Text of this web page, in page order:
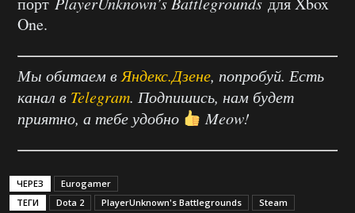
One.
Мы обитаем в Яндекс.Дзене, попробуй. Есть
канал в Telegram. Подпишись, нам будет
приятно, а тебе удобно
Meow!
ЧЕРЕЗ
Eurogamer
ТЕГИ
Dota 2 PlayerUnknown's Battlegrounds
Steam